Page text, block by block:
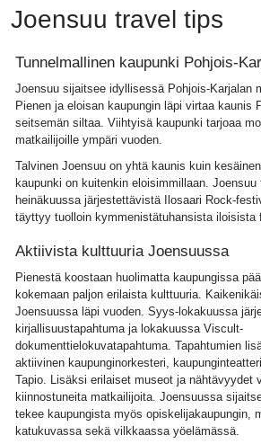
Joensuu travel tips
Tunnelmallinen kaupunki Pohjois-
Joensuu sijaitsee idyllisessä Pohjois-Karjalan
Pienen ja eloisan kaupungin läpi virtaa kaunis
seitsemän siltaa. Viihtyisä kaupunki tarjoaa
matkailijoille ympäri vuoden.
Talvinen Joensuu on yhtä kaunis kuin
kaupunki on kuitenkin eloisimmillaan. Joensuu
heinäkuussa järjestettävistä Ilosaari Rock-
täyttyy tuolloin kymmenistätuhansista iloisista
Aktiivista kulttuuria Joensuussa
Pienestä koostaan huolimatta kaupungissa
kokemaan paljon erilaista kulttuuria.
Joensuussa läpi vuoden. Syys-lokakuussa
kirjallisuustapahtuma ja lokakuussa Viscult-
dokumenttielokuvatapahtuma. Tapahtumien
aktiivinen kaupunginorkesteri,
Tapio. Lisäksi erilaiset museot ja nähtävyydet
kiinnostuneita matkailijoita. Joensuussa
tekee kaupungista myös opiskelijakaupungin,
katukuvassa sekä vilkkaassa yöelämässä.